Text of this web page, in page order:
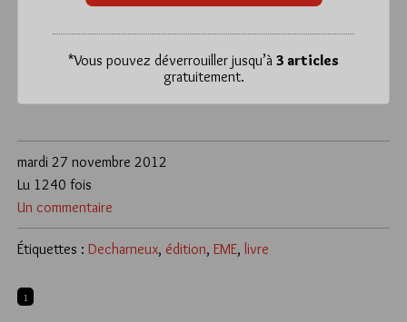
*Vous pouvez déverrouiller jusqu’à 3 articles
gratuitement.
mardi 27 novembre 2012
Un commentaire
Lu 1240 fois
Étiquettes : Decharneux, édition, EME, livre
1